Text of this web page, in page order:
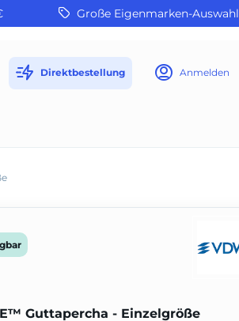
Große Eigenmarken-Auswahl
Direktbestellung Anmelden
Guttapercha - Einzelgröße